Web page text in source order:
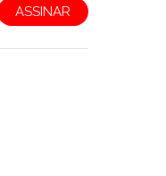
ASSINAR